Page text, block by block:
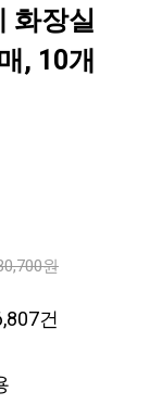
화장실
, 10개
원
건